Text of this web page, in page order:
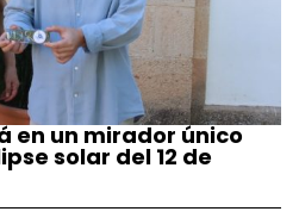
en un mirador único
solar del 12 de